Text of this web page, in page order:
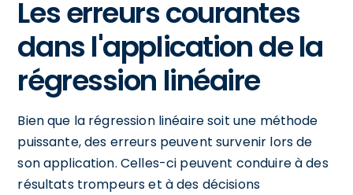
Les erreurs courantes
dans l'application de la
régression linéaire
Bien que la régression linéaire soit une méthode
puissante, des erreurs peuvent survenir lors de
son application. Celles-ci peuvent conduire à des
résultats trompeurs et à des décisions